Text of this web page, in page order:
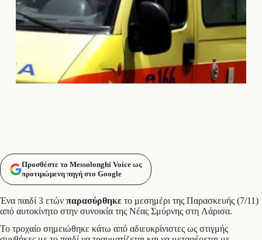
Προσθέστε το Messolonghi Voice ως
προτιμώμενη πηγή στο Google
Ένα παιδί 3 ετών παρασύρθηκε το μεσημέρι της Παρασκευής (7/11)
από αυτοκίνητο στην συνοικία της Νέας Σμύρνης στη Λάρισα.
Το τροχαίο σημειώθηκε κάτω από αδιευκρίνιστες ως στιγμής